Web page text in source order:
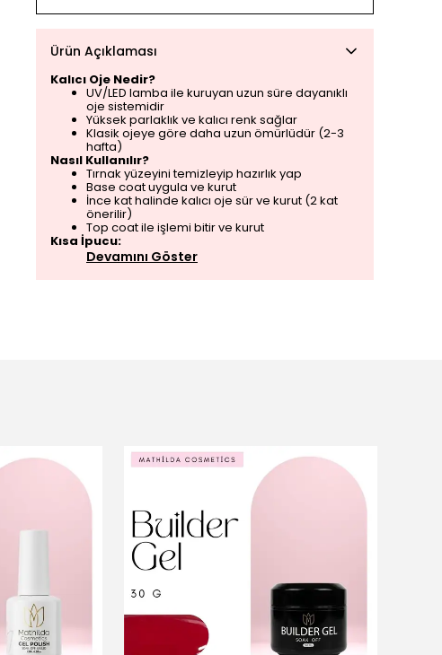
Ürün Açıklaması
Kalıcı Oje Nedir?
UV/LED lamba ile kuruyan uzun süre dayanıklı
oje sistemidir
Yüksek parlaklık ve kalıcı renk sağlar
Klasik ojeye göre daha uzun ömürlüdür (2-3
hafta)
Nasıl Kullanılır?
Tırnak yüzeyini temizleyip hazırlık yap
Base coat uygula ve kurut
İnce kat halinde kalıcı oje sür ve kurut (2 kat
önerilir)
Top coat ile işlemi bitir ve kurut
Kısa İpucu:
Devamını Göster